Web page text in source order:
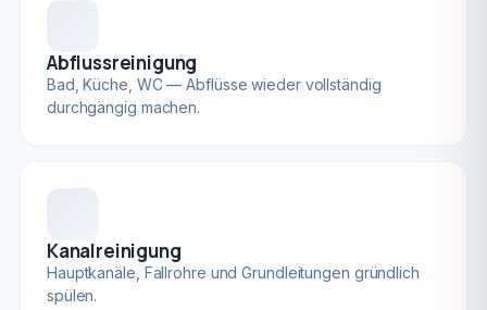
Abflussreinigung
Bad, Küche, WC — Abflüsse wieder vollständig
durchgängig machen.
Kanalreinigung
Hauptkanäle, Fallrohre und Grundleitungen gründlich
spülen.